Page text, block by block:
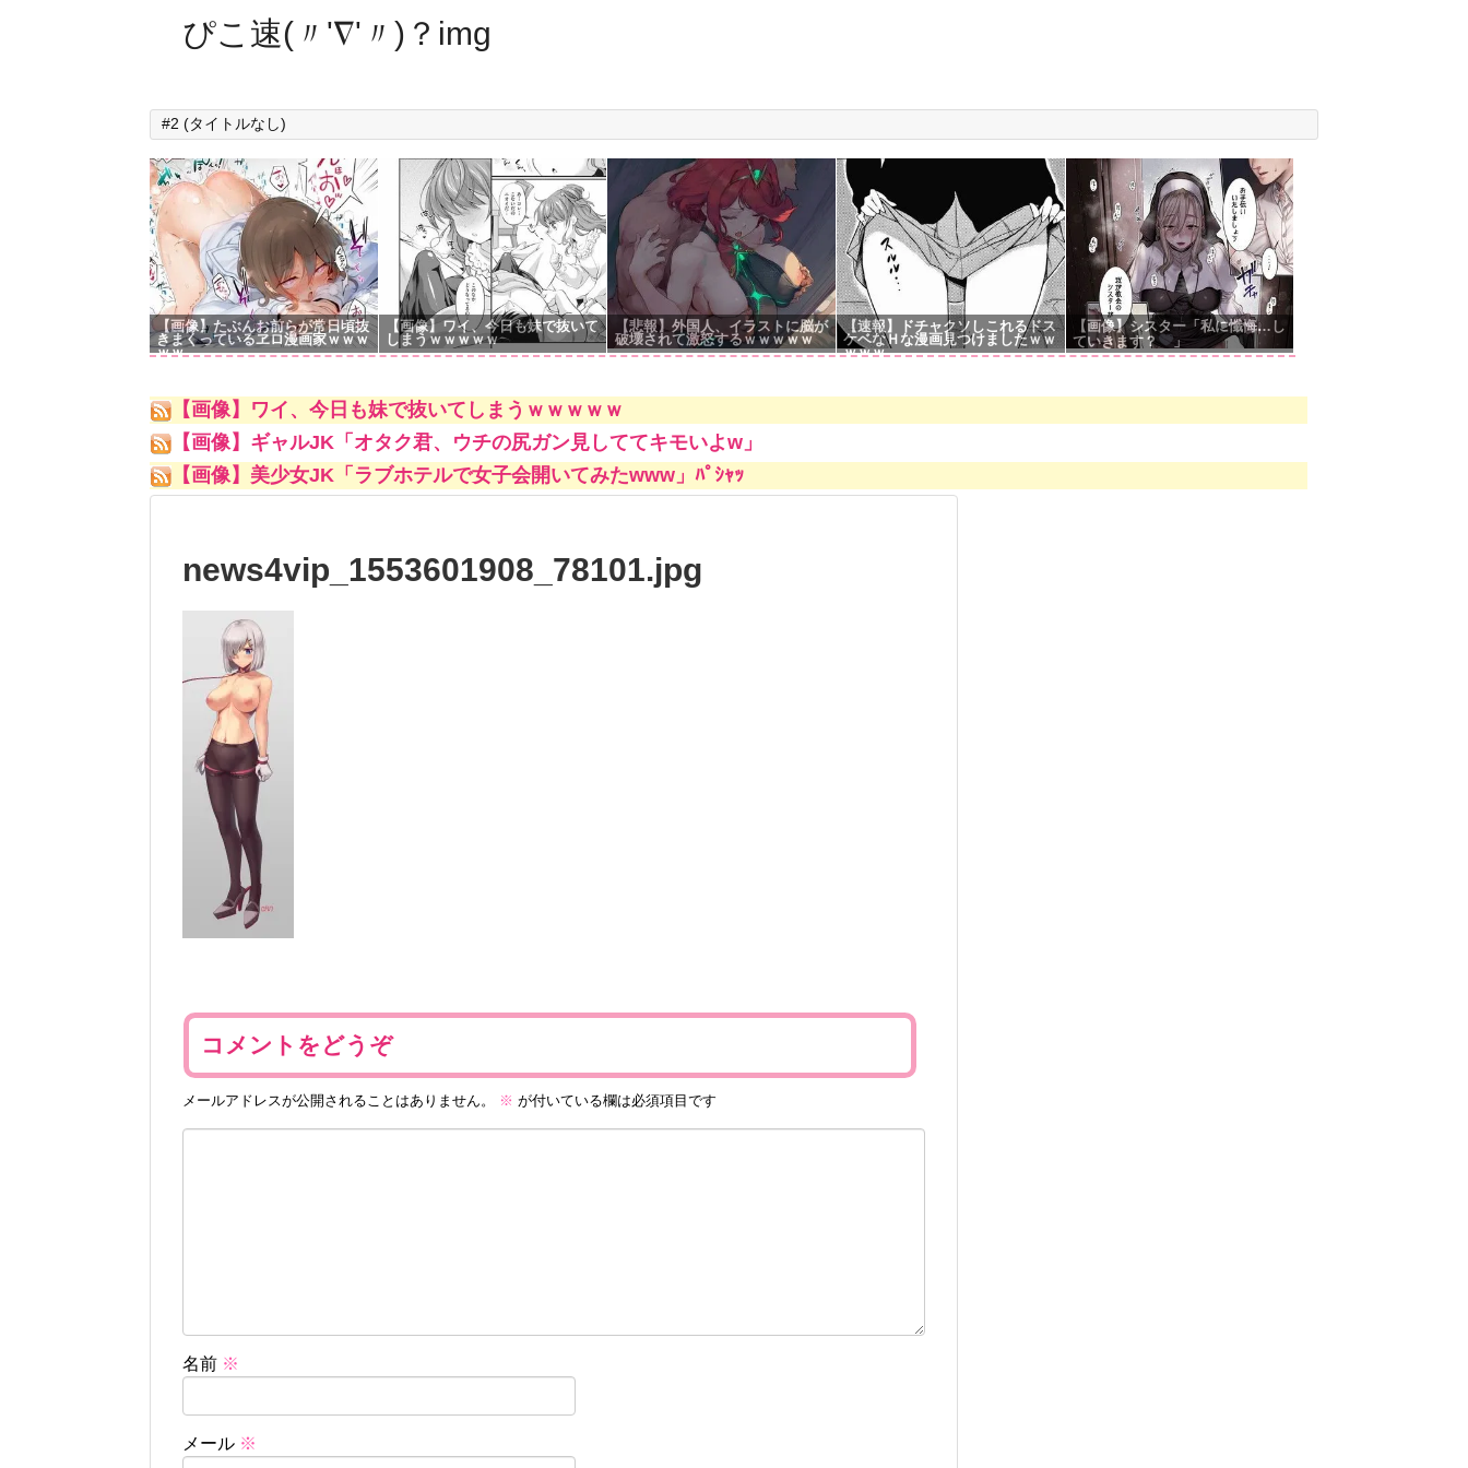
ぴこ速(〃'∇'〃)？img
#2 (タイトルなし)
【画像】たぶんお前らが常日頃抜
きまくっているヱロ漫画家ｗｗｗ
ｗｗ
【画像】ワイ、今日も妹で抜いて
しまうｗｗｗｗｗ
【悲報】外国人、イラストに脳が
破壊されて激怒するｗｗｗｗｗ
【速報】ドチャクソしこれるドス
ケベなＨな漫画見つけましたｗｗ
ｗｗｗ
【画像】シスター「私に懺悔…し
ていきます？
」
【画像】ワイ、今日も妹で抜いてしまうｗｗｗｗｗ
【画像】ギャルJK「オタク君、ウチの尻ガン見しててキモいよw」
【画像】美少女JK「ラブホテルで女子会開いてみたwww」ﾊﾟｼｬｯ
news4vip_1553601908_78101.jpg
コメントをどうぞ
メールアドレスが公開されることはありません。 ※ が付いている欄は必須項目です
名前 ※
メール ※